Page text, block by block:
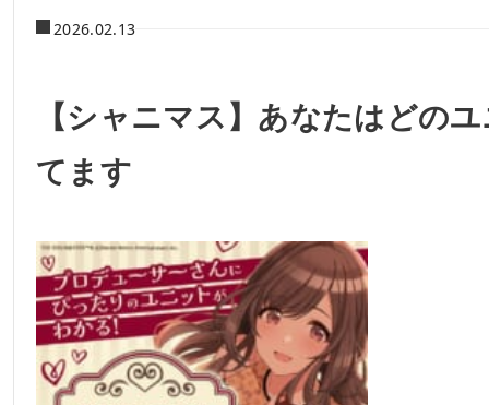
2026.02.13
【シャニマス】あなたはどの
てます